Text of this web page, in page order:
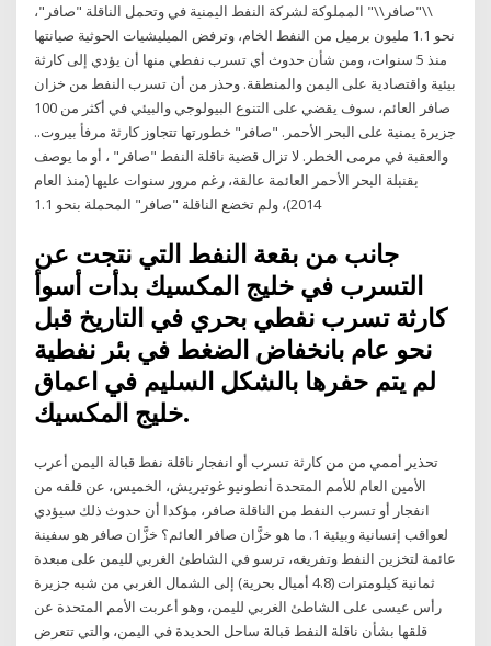
\\"صافر\\" المملوكة لشركة النفط اليمنية في وتحمل الناقلة "صافر"،
نحو 1.1 مليون برميل من النفط الخام، وترفض الميليشيات الحوثية صيانتها
منذ 5 سنوات، ومن شأن حدوث أي تسرب نفطي منها أن يؤدي إلى كارثة
بيئية واقتصادية على اليمن والمنطقة. وحذر من أن تسرب النفط من خزان
صافر العائم، سوف يقضي على التنوع البيولوجي والبيئي في أكثر من 100
جزيرة يمنية على البحر الأحمر. "صافر" خطورتها تتجاوز كارثة مرفأ بيروت..
والعقبة في مرمى الخطر. لا تزال قضية ناقلة النفط "صافر" ، أو ما يوصف
بقنبلة البحر الأحمر العائمة عالقة، رغم مرور سنوات عليها (منذ العام
2014)، ولم تخضع الناقلة "صافر" المحملة بنحو 1.1
جانب من بقعة النفط التي نتجت عن
التسرب في خليج المكسيك بدأت أسوأ
كارثة تسرب نفطي بحري في التاريخ قبل
نحو عام بانخفاض الضغط في بئر نفطية
لم يتم حفرها بالشكل السليم في اعماق
خليج المكسيك.
تحذير أممي من من كارثة تسرب أو انفجار ناقلة نفط قبالة اليمن أعرب
الأمين العام للأمم المتحدة أنطونيو غوتيريش، الخميس، عن قلقه من
انفجار أو تسرب النفط من الناقلة صافر، مؤكدا أن حدوث ذلك سيؤدي
لعواقب إنسانية وبيئية 1. ما هو خزَّان صافر العائم؟ خزَّان صافر هو سفينة
عائمة لتخزين النفط وتفريغه، ترسو في الشاطئ الغربي لليمن على مبعدة
ثمانية كيلومترات (4.8 أميال بحرية) إلى الشمال الغربي من شبه جزيرة
رأس عيسى على الشاطئ الغربي لليمن، وهو أعربت الأمم المتحدة عن
قلقها بشأن ناقلة النفط قبالة ساحل الحديدة في اليمن، والتي تتعرض